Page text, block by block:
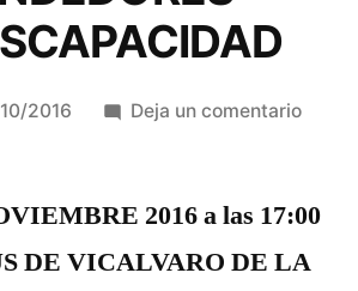
2016 Deja un comentarioen
LA
2016 a las 17:00
DE VICALVARO DE LA